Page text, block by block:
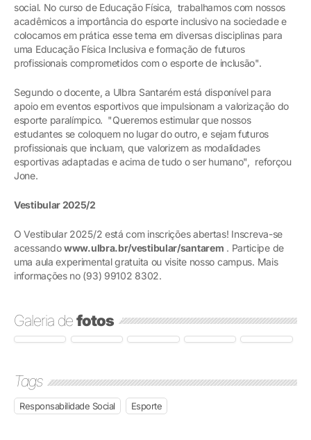
social. No curso de Educação Física, trabalhamos com nossos
acadêmicos a importância do esporte inclusivo na sociedade e
colocamos em prática esse tema em diversas disciplinas para
uma Educação Física Inclusiva e formação de futuros
profissionais comprometidos com o esporte de inclusão".
Segundo o docente, a Ulbra Santarém está disponível para
apoio em eventos esportivos que impulsionam a valorização do
esporte paralímpico. "Queremos estimular que nossos
estudantes se coloquem no lugar do outro, e sejam futuros
profissionais que incluam, que valorizem as modalidades
esportivas adaptadas e acima de tudo o ser humano", reforçou
Jone.
Vestibular 2025/2
O Vestibular 2025/2 está com inscrições abertas! Inscreva-se
acessandowww.ulbra.br/vestibular/santarem . Participe de
uma aula experimental gratuita ou visite nosso campus. Mais
informações no (93) 99102 8302.
Galeria defotos
Tags
Responsabilidade Social Esporte